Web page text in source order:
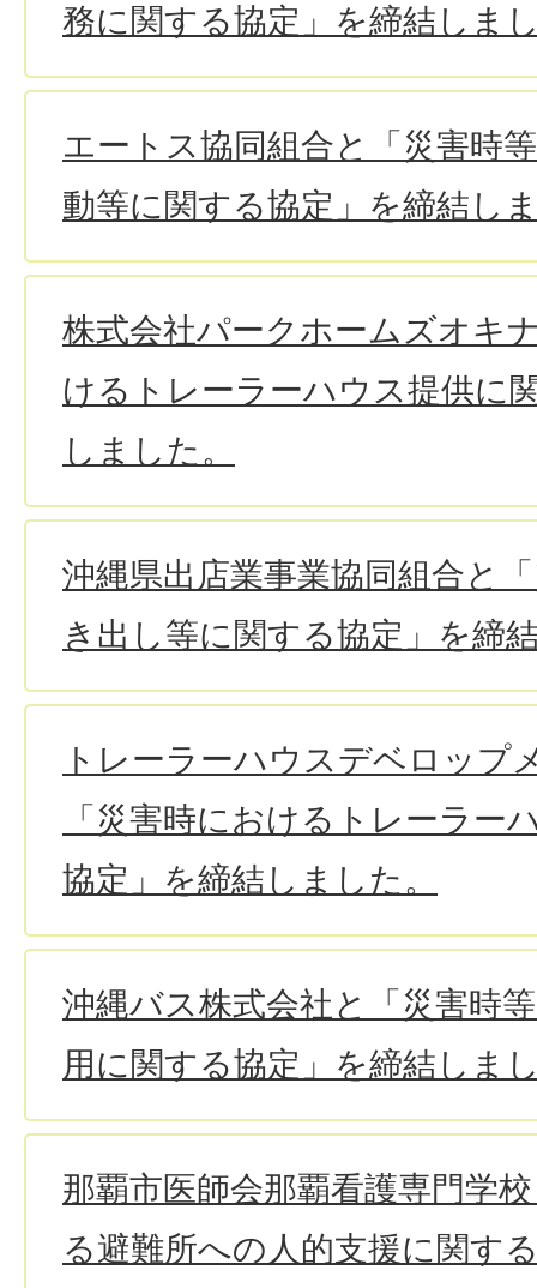
務に関する協定」を締結しま
エートス協同組合と「災害時
動等に関する協定」を締結し
株式会社パークホームズオキ
けるトレーラーハウス提供に
しました。
沖縄県出店業事業協同組合と
き出し等に関する協定」を締
トレーラーハウスデベロップ
「災害時におけるトレーラー
協定」を締結しました。
沖縄バス株式会社と「災害時
用に関する協定」を締結しま
那覇市医師会那覇看護専門学
る避難所への人的支援に関す